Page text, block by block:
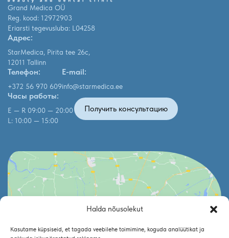
Halda nõusolekut
Kasutame küpsiseid, et tagada veebilehe toimimine, koguda analüütikat ja
Grand Medica OÜ
Reg. kood: 12972903
Eriarsti tegevusluba: L04258
Адрес:
StarMedica, Pirita tee 26c,
12011 Tallinn
Телефон:
+372 56 970 609
E-mail:
info@starmedica.ee
Часы работы:
E — R 09:00 — 20:00
L: 10:00 — 15:00
Получить консультацию
this content